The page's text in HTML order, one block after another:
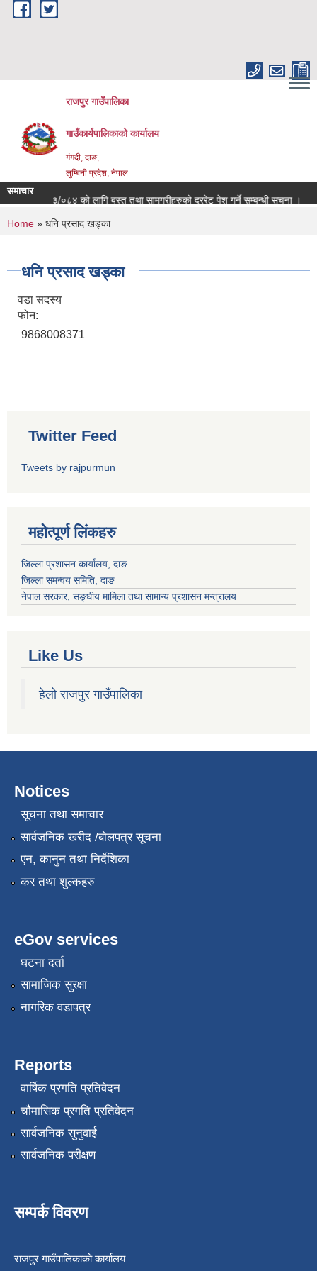
Skip to main content
राजपुर गाउँपालिका
गाउँकार्यपालिकाको कार्यालय
गंगदी, दाङ,
लुम्बिनी प्रदेश, नेपाल
समाचार
आ.व. २०८३/०८४ को लागि बस्तु तथा सामग्रीहरुको दररेट पेश गर्ने सम्बन्धी सूचना ।
You are here
Home » धनि प्रसाद खड्का
धनि प्रसाद खड्का
वडा सदस्य
फोन:
9868008371
Twitter Feed
Tweets by rajpurmun
महोत्पूर्ण लिंकहरु
जिल्ला प्रशासन कार्यालय, दाङ
जिल्ला समन्वय समिति, दाङ
नेपाल सरकार, सङ्घीय मामिला तथा सामान्य प्रशासन मन्त्रालय
Like Us
हेलो राजपुर गाउँपालिका
Notices
सूचना तथा समाचार
सार्वजनिक खरीद /बोलपत्र सूचना
एन, कानुन तथा निर्देशिका
कर तथा शुल्कहरु
eGov services
घटना दर्ता
सामाजिक सुरक्षा
नागरिक वडापत्र
Reports
वार्षिक प्रगति प्रतिवेदन
चौमासिक प्रगति प्रतिवेदन
सार्वजनिक सुनुवाई
सार्वजनिक परीक्षण
सम्पर्क विवरण
राजपुर गाउँपालिकाको कार्यालय